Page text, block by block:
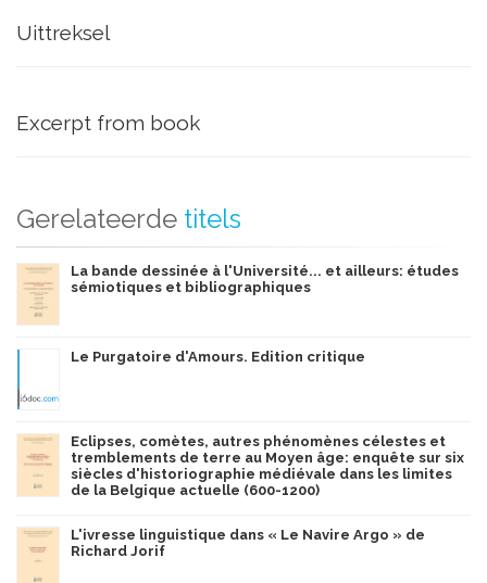
Uittreksel
Excerpt from book
Gerelateerde titels
La bande dessinée à l'Université... et ailleurs: études
sémiotiques et bibliographiques
Le Purgatoire d'Amours. Edition critique
Eclipses, comètes, autres phénomènes célestes et
tremblements de terre au Moyen âge: enquête sur six
siècles d'historiographie médiévale dans les limites
de la Belgique actuelle (600-1200)
L'ivresse linguistique dans « Le Navire Argo » de
Richard Jorif